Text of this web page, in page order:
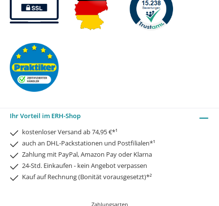
Ihr Vorteil im ERH-Shop
kostenloser Versand ab 74,95 €*¹
auch an DHL-Packstationen und Postfilialen*¹
Zahlung mit PayPal, Amazon Pay oder Klarna
24-Std. Einkaufen - kein Angebot verpassen
Kauf auf Rechnung (Bonität vorausgesetzt)*²
Zahlungsarten